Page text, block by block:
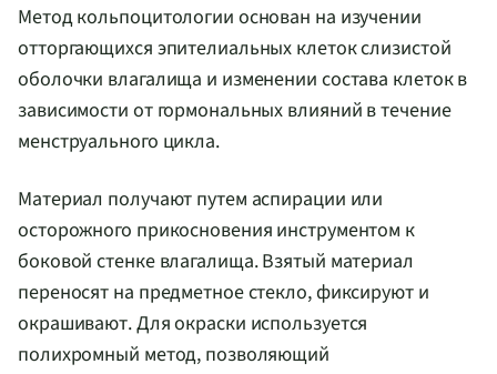
Метод кольпоцитологии основан на изучении
отторгающихся эпителиальных клеток слизистой
оболочки влагалища и изменении состава клеток в
зависимости от гормональных влияний в течение
менструального цикла.
Материал получают путем аспирации или
осторожного прикосновения инструментом к
боковой стенке влагалища. Взятый материал
переносят на предметное стекло, фиксируют и
окрашивают. Для окраски используется
полихромный метод, позволяющий